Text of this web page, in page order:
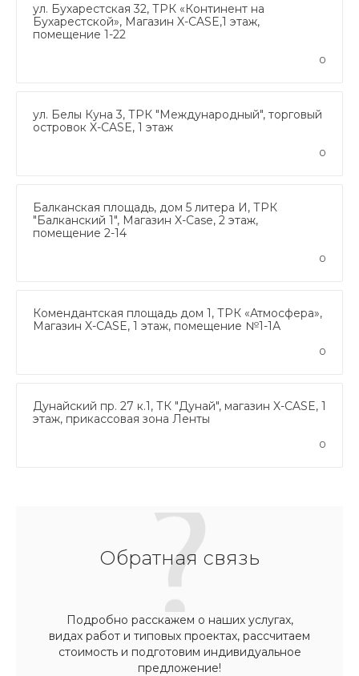
ул. Бухарестская 32, ТРК «Континент на
Бухарестской», Магазин X-CASE,1 этаж,
помещение 1-22
0
ул. Белы Куна 3, ТРК "Международный", торговый
островок X-CASE, 1 этаж
0
Балканская площадь, дом 5 литера И, ТРК
"Балканский 1", Магазин X-Case, 2 этаж,
помещение 2-14
0
Комендантская площадь дом 1, ТРК «Атмосфера»,
Магазин X-CASE, 1 этаж, помещение №1-1А
0
Дунайский пр. 27 к.1, ТК "Дунай", магазин X-CASE, 1
этаж, прикассовая зона Ленты
0
Обратная связь
Подробно расскажем о наших услугах,
видах работ и типовых проектах, рассчитаем
стоимость и подготовим индивидуальное
предложение!